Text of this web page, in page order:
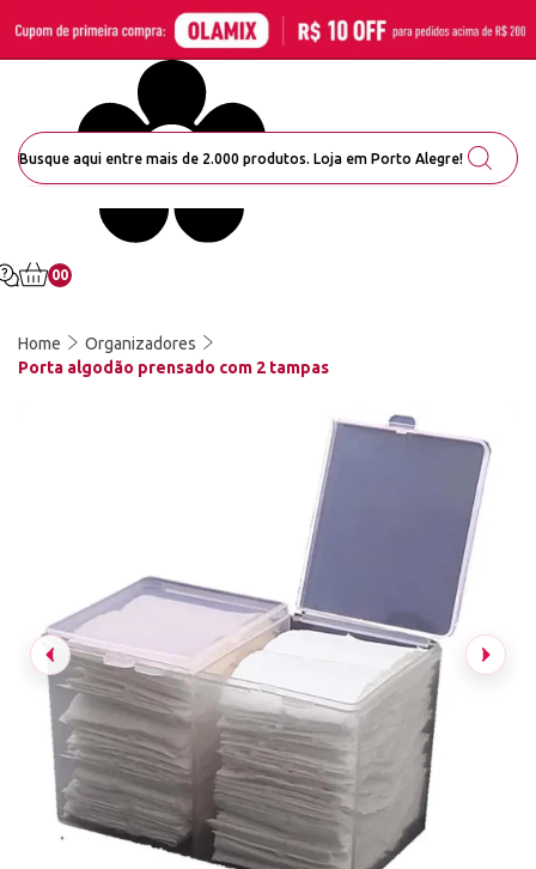
00
Home
Organizadores
Porta algodão prensado com 2 tampas